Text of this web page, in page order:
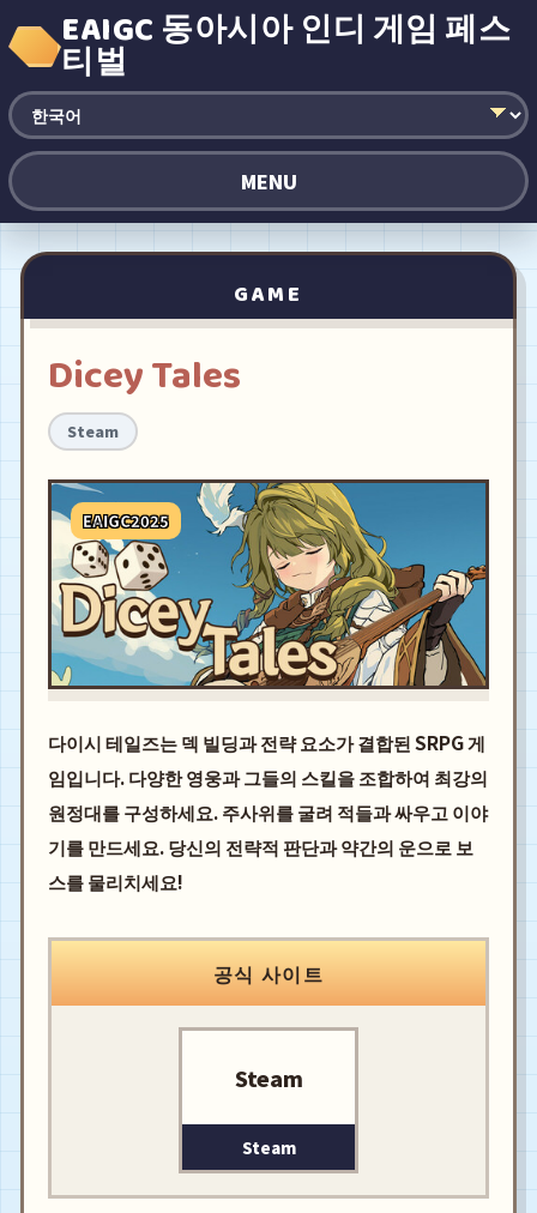
EAIGC 동아시아 인디 게임 페스
티벌
MENU
GAME
Dicey Tales
Steam
EAIGC2025
다이시 테일즈는 덱 빌딩과 전략 요소가 결합된 SRPG 게
임입니다. 다양한 영웅과 그들의 스킬을 조합하여 최강의
원정대를 구성하세요. 주사위를 굴려 적들과 싸우고 이야
기를 만드세요. 당신의 전략적 판단과 약간의 운으로 보
스를 물리치세요!
공식 사이트
Steam
Steam